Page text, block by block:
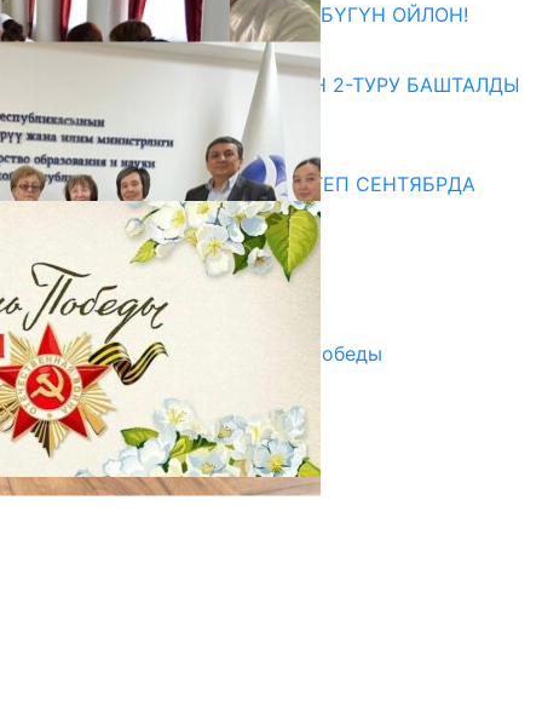
ӨЗҮҢДҮН КЕЛЕЧЕГИҢ ҮЧҮН БҮГҮН ОЙЛОН!
20.07.2026
ЖОЖДОРГО КАБЫЛ АЛУУНУН 2-ТУРУ БАШТАЛДЫ
20.07.2026
Медиа
СУЗАКТА 750 ОРУНДУУ МЕКТЕП СЕНТЯБРДА
ПАЙДАЛАНУУГА БЕРИЛЕТ
07.08.2025
Улуу Жеңиштин жандуу сөзү
29.04.2025
Награды в преддверии Дня Победы
29.04.2025